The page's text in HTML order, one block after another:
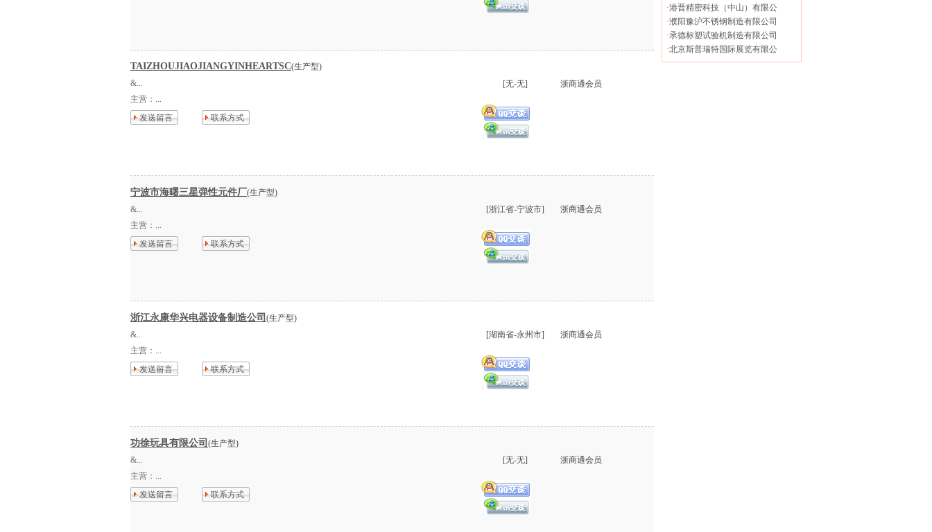
TAIZHOUJIAOJIANGYINHEARTSC(生产型)
&...
主营： ...
发送留言
联系方式
[无-无] 浙商通会员
宁波市海曙三星弹性元件厂(生产型)
&...
主营： ...
发送留言
联系方式
[浙江省-宁波市] 浙商通会员
浙江永康华兴电器设备制造公司 (生产型)
&...
主营： ...
发送留言
联系方式
[湖南省-永州市] 浙商通会员
功徐玩具有限公司 (生产型)
&...
主营： ...
发送留言
联系方式
[无-无] 浙商通会员
·港晋精密科技（中山）有限公
·濮阳豫沪不锈钢制造有限公司
·承德标塑试验机制造有限公司
·北京斯普瑞特国际展览有限公